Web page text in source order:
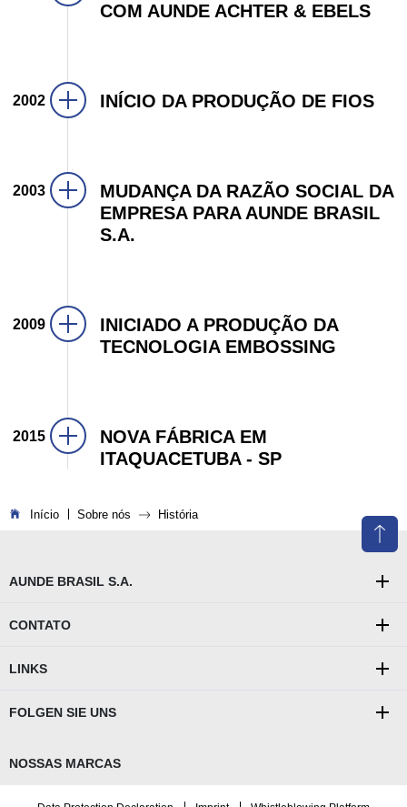
COM AUNDE ACHTER & EBELS
2002 INÍCIO DA PRODUÇÃO DE FIOS
2003
MUDANÇA DA RAZÃO SOCIAL DA
EMPRESA PARA AUNDE BRASIL
S.A.
2009
INICIADO A PRODUÇÃO DA
TECNOLOGIA EMBOSSING
2015
NOVA FÁBRICA EM
ITAQUACETUBA - SP
You are here:
Início Sobre nós História
AUNDE BRASIL S.A.
CONTATO
LINKS
FOLGEN SIE UNS
NOSSAS MARCAS